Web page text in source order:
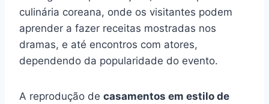
culinária coreana, onde os visitantes podem
aprender a fazer receitas mostradas nos
dramas, e até encontros com atores,
dependendo da popularidade do evento.
A reprodução de casamentos em estilo de